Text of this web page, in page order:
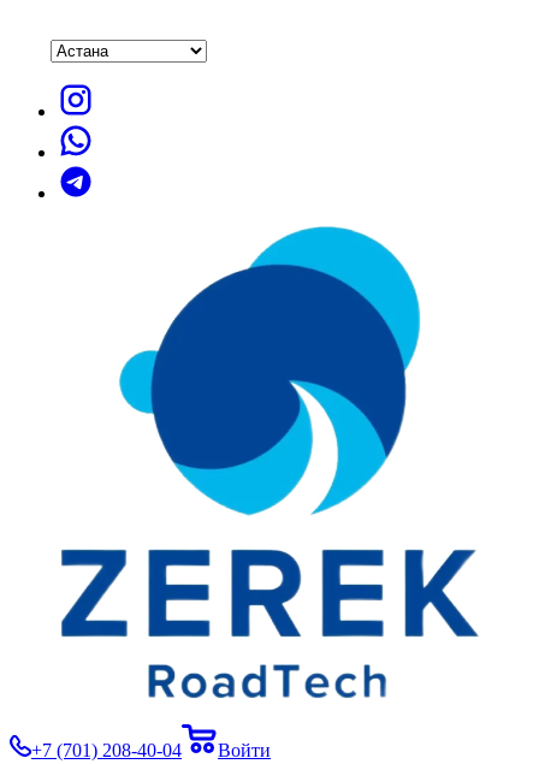
+7 (701) 208-40-04
Войти